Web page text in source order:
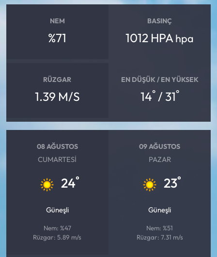
NEM
%71
BASINÇ
1012 HPA hpa
RÜZGAR
1.39 M/S
EN DÜŞÜK / EN YÜKSEK
14°/ 31°
08 AĞUSTOS
CUMARTESI
24°
Güneşli
Nem: %47
Rüzgar: 5.89 m/s
09 AĞUSTOS
PAZAR
23°
Güneşli
Nem: %51
Rüzgar: 7.31 m/s